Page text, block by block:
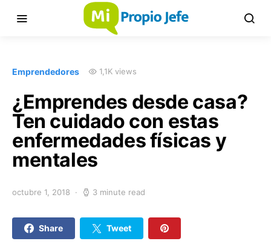
Emprendedores 1,1K views
¿Emprendes desde casa?
Ten cuidado con estas
enfermedades físicas y
mentales
octubre 1, 2018 3 minute read
Share Tweet